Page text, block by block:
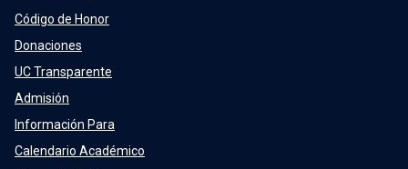
Código de Honor
Donaciones
UC Transparente
Admisión
Información Para
Calendario Académico